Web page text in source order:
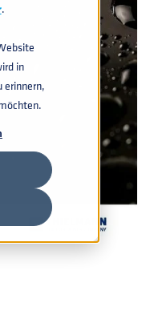
.
in
erinnern,